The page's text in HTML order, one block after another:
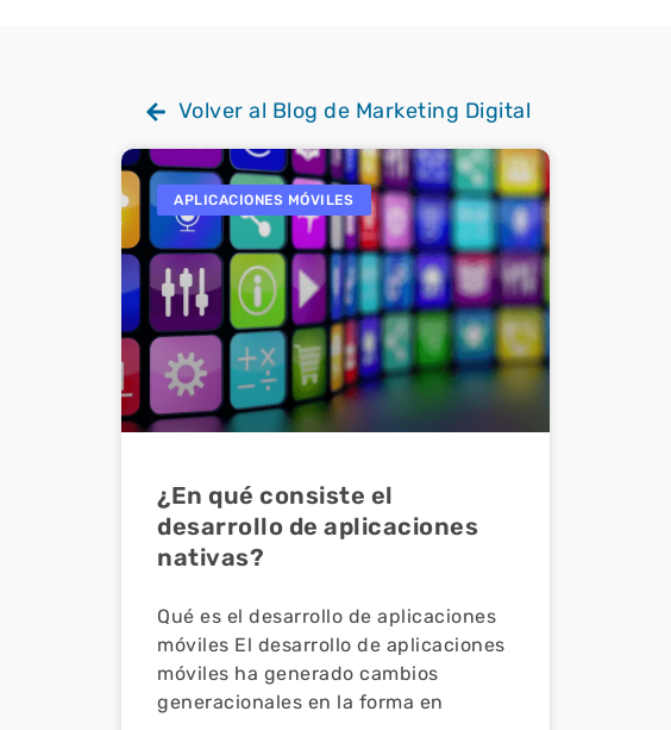
Volver al Blog de Marketing Digital
APLICACIONES MÓVILES
¿En qué consiste el
desarrollo de aplicaciones
nativas?
Qué es el desarrollo de aplicaciones
móviles El desarrollo de aplicaciones
móviles ha generado cambios
generacionales en la forma en